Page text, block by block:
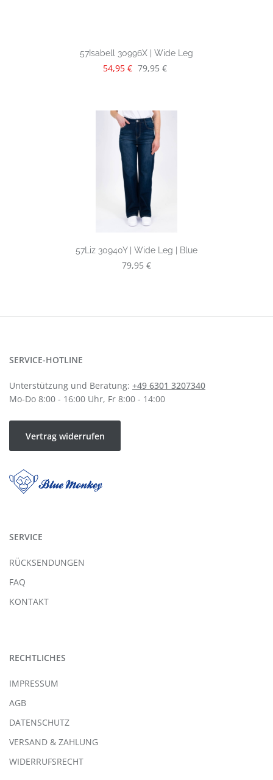
57Isabell 30996X | Wide Leg
Verkaufspreis:
54,95 € Regulärer Preis:
79,95 €
57Liz 30940Y | Wide Leg | Blue
Regulärer Preis:
79,95 €
SERVICE-HOTLINE
Unterstützung und Beratung: +49 6301 3207340
Mo-Do 8:00 - 16:00 Uhr, Fr 8:00 - 14:00
Vertrag widerrufen
SERVICE
RÜCKSENDUNGEN
FAQ
KONTAKT
RECHTLICHES
IMPRESSUM
AGB
DATENSCHUTZ
VERSAND & ZAHLUNG
WIDERRUFSRECHT